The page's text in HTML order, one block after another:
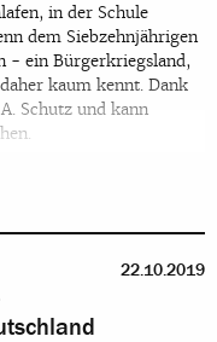
fordert, die
und Maßnahmen zu
und
zu
ermöglicht
müssen in
für junge Volljährige
in sie betreffenden
Behinderungen einen
zu Bildungs- und
in der Schule
dem Siebzehnjährigen
- ein Bürgerkriegsland,
kaum kennt. Dank
Schutz und kann
22.10.2019